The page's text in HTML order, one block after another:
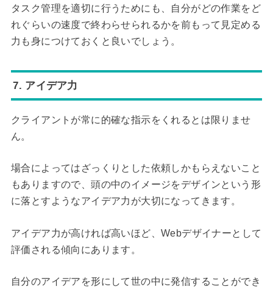
タスク管理を適切に行うためにも、自分がどの作業をど
れぐらいの速度で終わらせられるかを前もって見定める
力も身につけておくと良いでしょう。
7. アイデア力
クライアントが常に的確な指示をくれるとは限りませ
ん。
場合によってはざっくりとした依頼しかもらえないこと
もありますので、頭の中のイメージをデザインという形
に落とすようなアイデア力が大切になってきます。
アイデア力が高ければ高いほど、Webデザイナーとして
評価される傾向にあります。
自分のアイデアを形にして世の中に発信することができ